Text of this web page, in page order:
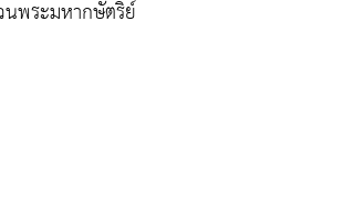
พระมหากษัตริย์